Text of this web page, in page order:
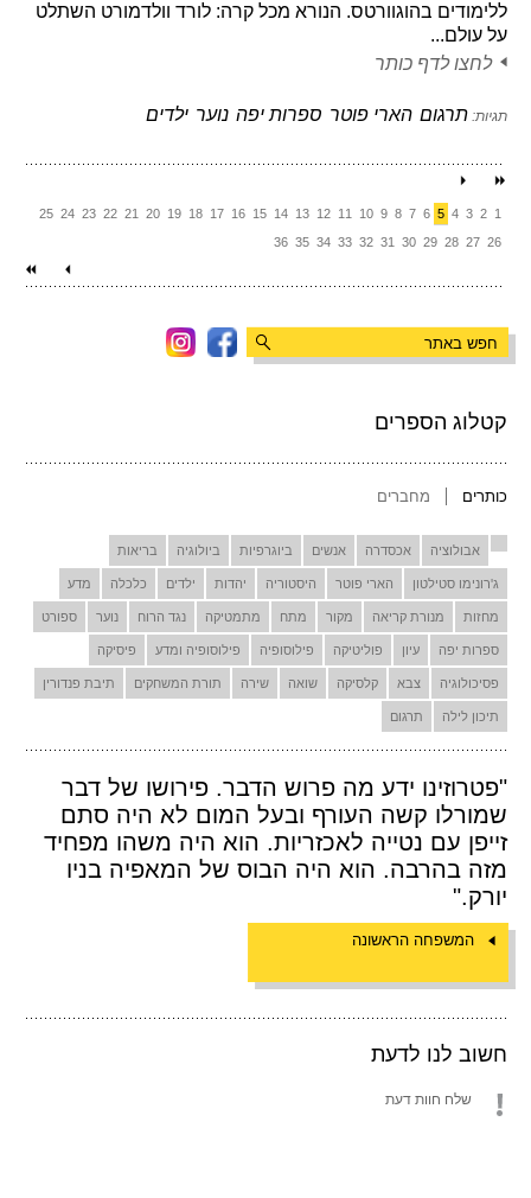
קטלוג הספרים
כותרים מחברים
אבולוציה אכסדרה אנשים ביוגרפיות ביולוגיה בריאות
ג'רונימו סטילטון הארי פוטר היסטוריה יהדות ילדים כלכלה מדע
מחזות מנורת קריאה מקור מתח מתמטיקה נגד הרוח נוער ספורט
ספרות יפה עיון פוליטיקה פילוסופיה פילוסופיה ומדע פיסיקה
פסיכולוגיה צבא קלסיקה שואה שירה תורת המשחקים תיבת פנדורין
תיכון לילה תרגום
"פטרוזינו ידע מה פרוש הדבר. פירושו של דבר
שמורלו קשה העורף ובעל המום לא היה סתם
זייפן עם נטייה לאכזריות. הוא היה משהו מפחיד
מזה בהרבה. הוא היה הבוס של המאפיה בניו
יורק."
המשפחה הראשונה
חשוב לנו לדעת
שלח חוות דעת
ללימודים בהוגוורטס. הנורא מכל קרה: לורד וולדמורט השתלט
על עולם...
לחצו לדף כותר
תגיות: תרגום הארי פוטר ספרות יפה נוער ילדים
1
2
3
4
5
6
7
8
9
10
11
12
13
14
15
16
17
18
19
20
21
22
23
24
25
26
27
28
29
30
31
32
33
34
35
36